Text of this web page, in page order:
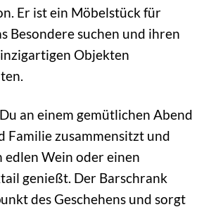
Er ist ein Möbelstück für
Besondere suchen und ihren
Objekten
an einem gemütlichen Abend
Familie zusammensitzt und
edlen Wein oder einen
genießt. Der Barschrank
des Geschehens und sorgt